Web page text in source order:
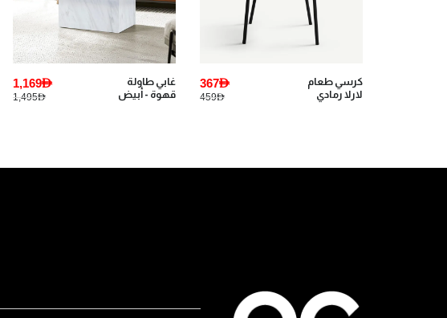
كرسي طعام
لارلا رمادي
367AED
459AED
غابي طاولة
قهوة - أبيض
1,169AED
1,495AED